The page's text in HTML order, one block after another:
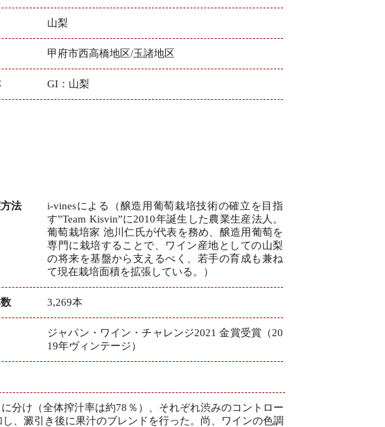
山梨
甲府市西高橋地区/玉諸地区
GI：山梨
法
i-vinesによる（醸造用葡萄栽培技術の確立を目指
す”Team Kisvin”に2010年誕生した農業生産法人。
葡萄栽培家 池川仁氏が代表を務め、醸造用葡萄を
専門に栽培することで、ワイン産地としての山梨
の将来を基盤から支えるべく、若手の育成も兼ね
て現在栽培面積を拡張している。）
3,269本
ジャパン・ワイン・チャレンジ2021 金賞受賞（20
19年ヴィンテージ）
分け（全体搾汁率は約78％）、それぞれ渋みのコントロー
、澱引き後に果汁のブレンドを行った。尚、ワインの色調